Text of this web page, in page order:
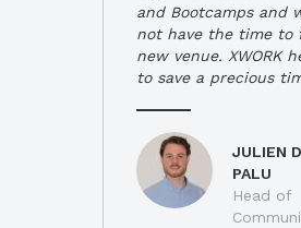
and Bootcamps and
not have the time to
new venue. XWORK
to save a precious
JULIEN
PALU
Head of